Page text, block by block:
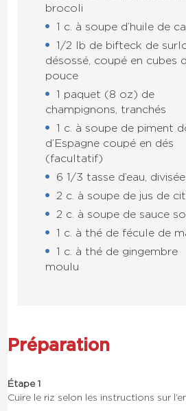
brocoli
1 c. à soupe d’huile de
1/2 lb de bifteck de
désossé, coupé en cubes
pouce
1 paquet (8 oz) de
champignons, tranchés
1 c. à soupe de piment
d’Espagne coupé en dés
(facultatif)
6 1/3 tasse d’eau, divisée
2 c. à soupe de jus de
2 c. à soupe de sauce
1 c. à thé de fécule de
1 c. à thé de gingembre
moulu
Préparation
Étape 1
Cuire le riz selon les instructions sur